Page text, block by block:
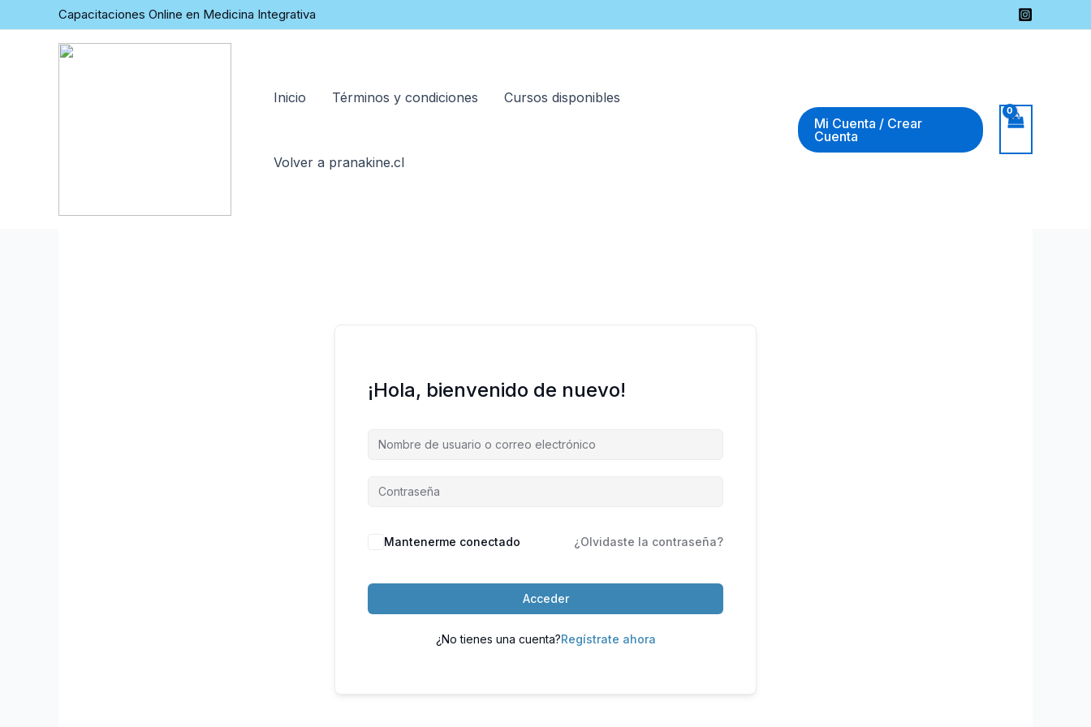
Capacitaciones Online en Medicina Integrativa
Inicio Términos y condiciones Cursos disponibles
Volver a pranakine.cl
Mi Cuenta / Crear
Cuenta
¡Hola, bienvenido de nuevo!
Mantenerme conectado ¿Olvidaste la contraseña?
Acceder
¿No tienes una cuenta?Regístrate ahora